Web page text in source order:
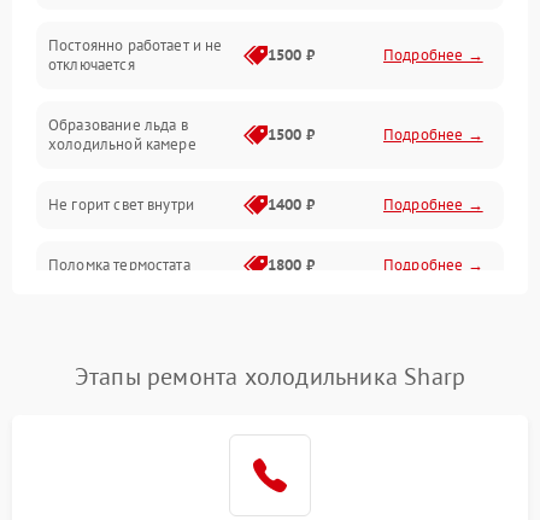
Постоянно работает и не
отключается
1500 ₽ Подробнее →
Образование льда в
холодильной камере
1500 ₽ Подробнее →
Не горит свет внутри 1400 ₽ Подробнее →
Поломка термостата 1800 ₽ Подробнее →
Поломка системы No Frost 2600 ₽ Подробнее →
Этапы ремонта холодильника Sharp